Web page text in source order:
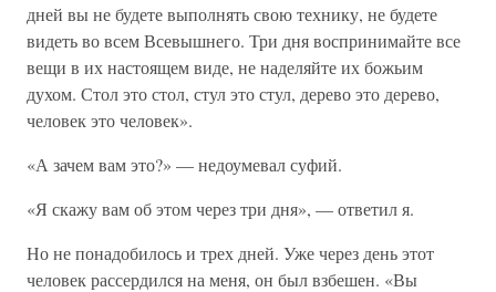
дней вы не будете выполнять свою технику, не будете
видеть во всем Всевышнего. Три дня воспринимайте все
вещи в их настоящем виде, не наделяйте их божьим
духом. Стол это стол, стул это стул, дерево это дерево,
человек это человек».
«А зачем вам это?» — недоумевал суфий.
«Я скажу вам об этом через три дня», — ответил я.
Но не понадобилось и трех дней. Уже через день этот
человек рассердился на меня, он был взбешен. «Вы